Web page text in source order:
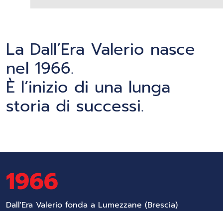
La Dall’Era Valerio nasce
nel 1966.
È l’inizio di una lunga
storia di successi.
1966
Dall'Era Valerio fonda a Lumezzane (Brescia)